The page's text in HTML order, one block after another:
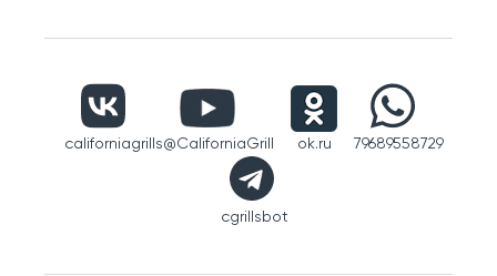
californiagrills@CaliforniaGrill ok.ru 79689558729
cgrillsbot